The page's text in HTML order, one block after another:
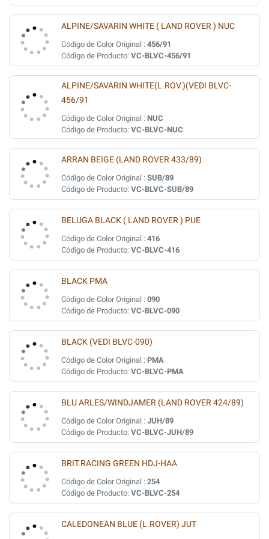
ALPINE/SAVARIN WHITE ( LAND ROVER ) NUC
Código de Color Original : 456/91
Código de Producto: VC-BLVC-456/91
ALPINE/SAVARIN WHITE(L.ROV.)(VEDI BLVC-
456/91
Código de Color Original : NUC
Código de Producto: VC-BLVC-NUC
ARRAN BEIGE (LAND ROVER 433/89)
Código de Color Original : SUB/89
Código de Producto: VC-BLVC-SUB/89
BELUGA BLACK ( LAND ROVER ) PUE
Código de Color Original : 416
Código de Producto: VC-BLVC-416
BLACK PMA
Código de Color Original : 090
Código de Producto: VC-BLVC-090
BLACK (VEDI BLVC-090)
Código de Color Original : PMA
Código de Producto: VC-BLVC-PMA
BLU ARLES/WINDJAMER (LAND ROVER 424/89)
Código de Color Original : JUH/89
Código de Producto: VC-BLVC-JUH/89
BRIT.RACING GREEN HDJ-HAA
Código de Color Original : 254
Código de Producto: VC-BLVC-254
CALEDONEAN BLUE (L.ROVER) JUT